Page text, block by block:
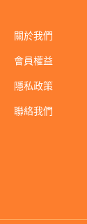
關於我們
會員權益
隱私政策
聯絡我們